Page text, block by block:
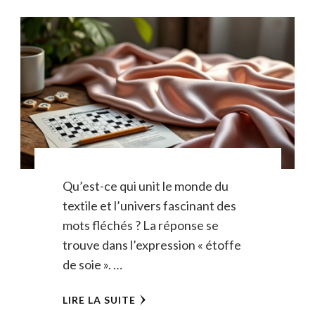
Qu’est-ce qui unit le monde du
textile et l’univers fascinant des
mots fléchés ? La réponse se
trouve dans l’expression « étoffe
de soie ». …
LIRE LA SUITE